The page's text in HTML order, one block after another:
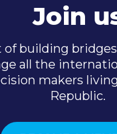
Join
of building
all the
makers
Republic.